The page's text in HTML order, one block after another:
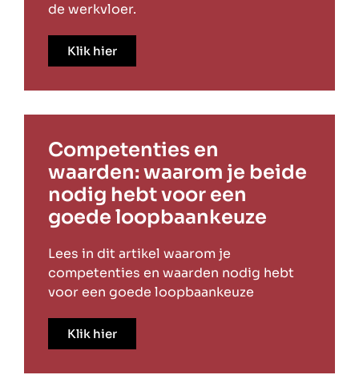
de werkvloer.
Klik hier
Competenties en
waarden: waarom je beide
nodig hebt voor een
goede loopbaankeuze
Lees in dit artikel waarom je
competenties en waarden nodig hebt
voor een goede loopbaankeuze
Klik hier